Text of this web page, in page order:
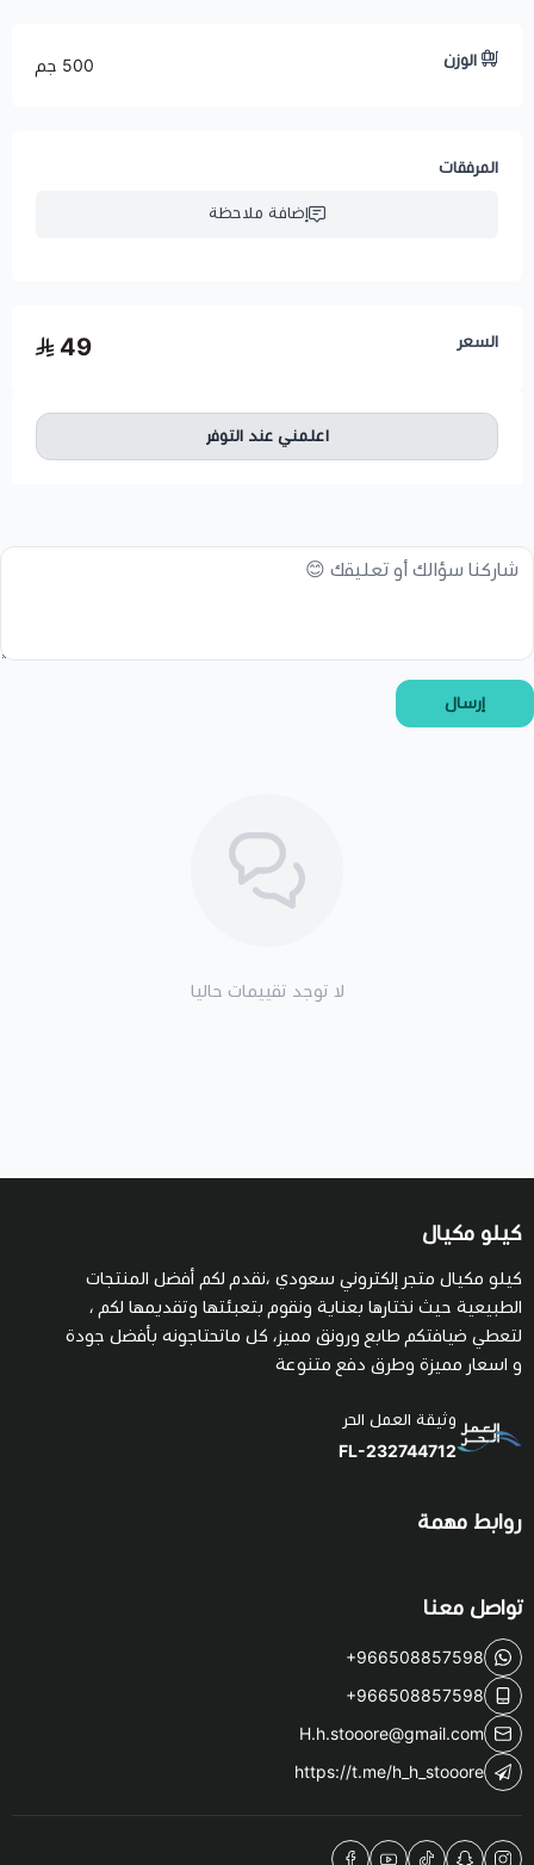
الوزن 500 جم
المرفقات
إضافة ملاحظة
السعر 49
اعلمني عند التوفر
إرسال
لا توجد تقييمات حاليا
كيلو مكيال
كيلو مكيال متجر إلكتروني سعودي ،نقدم لكم أفضل المنتجات
الطبيعية حيث نختارها بعناية ونقوم بتعبئتها وتقديمها لكم ،
لتعطي ضيافتكم طابع ورونق مميز، كل ماتحتاجونه بأفضل جودة
و اسعار مميزة وطرق دفع متنوعة
وثيقة العمل الحر
FL-232744712
روابط مهمة
تواصل معنا
+966508857598
+966508857598
H.h.stooore@gmail.com
https://t.me/h_h_stooore